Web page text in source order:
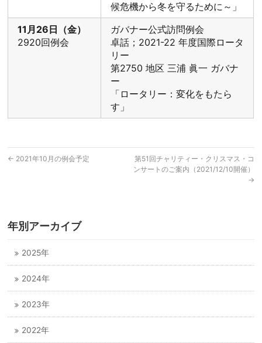
候危機から冬を守るために～」
11月26日（金）
2920回例会
ガバナー公式訪問例会
卓話；2021-22 年度国際ロータ
リー
第2750 地区 三浦 眞一 ガバナ
ー
「ロータリー：変化をもたら
す」
← 2021年10月の例会予定
第51回チャリティー・クリスマス・コ
ンサートのご案内（2021/12/10開催）
→
年別アーカイブ
2025年
2024年
2023年
2022年